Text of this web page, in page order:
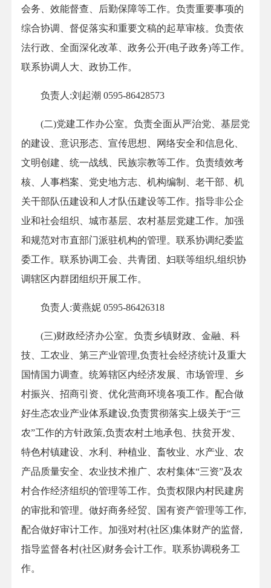
会务、效能督查、后勤保障等工作。负责重要事项的
综合协调、督促落实和重要文稿的起草审核。负责依
法行政、全面深化改革、政务公开(电子政务)等工作。
联系协调人大、政协工作。
负责人:刘起潮 0595-86428573
(二)党建工作办公室。负责全面从严治党、基层党
的建设、意识形态、宣传思想、网络安全和信息化、
文明创建、统一战线、民族宗教等工作。负责绩效考
核、人事档案、党史地方志、机构编制、老干部、机
关干部队伍建设和人才队伍建设等工作。指导非公企
业和社会组织、城市基层、农村基层党建工作。加强
和规范对市直部门派驻机构的管理。联系协调纪委监
委工作。联系协调工会、共青团、妇联等组织,组织协
调辖区内群团组织开展工作。
负责人:黄燕妮 0595-86426318
(三)财政经济办公室。负责乡镇财政、金融、科
技、工农业、第三产业管理,负责社会经济统计及重大
国情国力调查。统筹辖区内经济发展、市场管理、乡
村振兴、招商引资、优化营商环境各项工作。配合做
好生态农业产业体系建设,负责贯彻落实上级关于“三
农”工作的方针政策,负责农村土地承包、扶贫开发、
特色村镇建设、水利、种植业、畜牧业、水产业、农
产品质量安全、农业技术推广、农村集体“三资”及农
村合作经济组织的管理等工作。负责权限内村民建房
的审批和管理。做好商务经贸、国有资产管理等工作,
配合做好审计工作。加强对村(社区)集体财产的监督,
指导监督各村(社区)财务会计工作。联系协调税务工
作。